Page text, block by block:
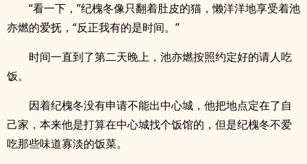
“看一下，”纪槐冬像只翻着肚皮的猫，懒洋洋地享受着池
亦燃的爱抚，“反正我有的是时间。”
时间一直到了第二天晚上，池亦燃按照约定好的请人吃
饭。
因着纪槐冬没有申请不能出中心城，他把地点定在了自
己家，本来他是打算在中心城找个饭馆的，但是纪槐冬不爱
吃那些味道寡淡的饭菜。